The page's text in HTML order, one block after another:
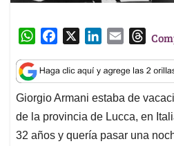
W
a
t
s
A
p
c
e
b
o
o
n
k
e
d
I
a
i
l
T
r
e
a
d
s
Giorgio Armani estaba de
de la provincia de Lucca, en
32 años y quería pasar una